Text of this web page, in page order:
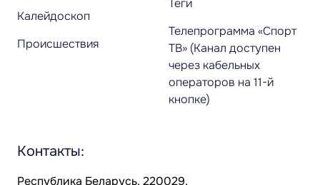
Калейдоскоп
Происшествия
Теги
Телепрограмма «Спорт
ТВ» (Канал доступен
через кабельных
операторов на 11-й
кнопке)
Контакты:
Республика Беларусь, 220029,